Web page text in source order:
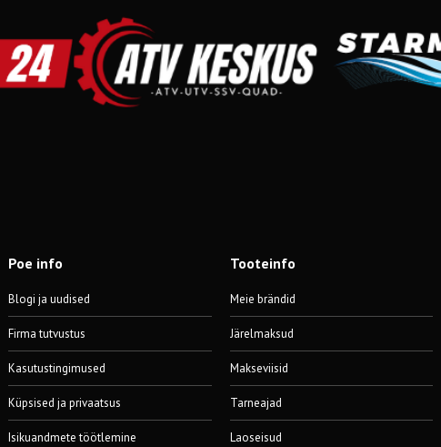
Poe info
Blogi ja uudised
Firma tutvustus
Kasutustingimused
Küpsised ja privaatsus
Isikuandmete töötlemine
Tooteinfo
Meie brändid
Järelmaksud
Makseviisid
Tarneajad
Laoseisud